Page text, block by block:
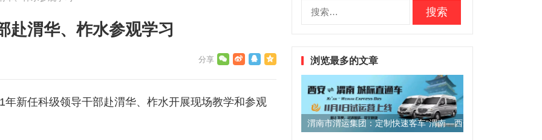
赴渭华、柞水参观学习
新任科级领导干部赴渭华、柞水开展现场教学和参观
浏览最多的文章
渭南市渭运集团：定制快速客车“渭南—西安”11月1日试运营